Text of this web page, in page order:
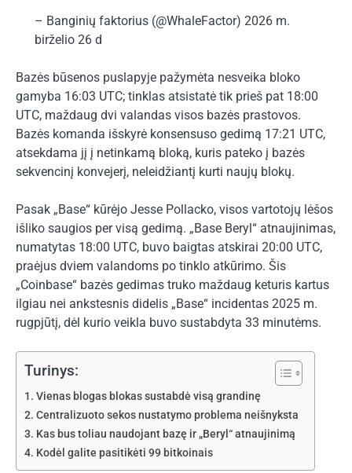
– Banginių faktorius (@WhaleFactor) 2026 m.
birželio 26 d
Bazės būsenos puslapyje pažymėta nesveika bloko
gamyba 16:03 UTC; tinklas atsistatė tik prieš pat 18:00
UTC, maždaug dvi valandas visos bazės prastovos.
Bazės komanda išskyrė konsensuso gedimą 17:21 UTC,
atsekdama jį į netinkamą bloką, kuris pateko į bazės
sekvencinį konvejerį, neleidžiantį kurti naujų blokų.
Pasak „Base“ kūrėjo Jesse Pollacko, visos vartotojų lėšos
išliko saugios per visą gedimą. „Base Beryl“ atnaujinimas,
numatytas 18:00 UTC, buvo baigtas atskirai 20:00 UTC,
praėjus dviem valandoms po tinklo atkūrimo. Šis
„Coinbase“ bazės gedimas truko maždaug keturis kartus
ilgiau nei ankstesnis didelis „Base“ incidentas 2025 m.
rugpjūtį, dėl kurio veikla buvo sustabdyta 33 minutėms.
Turinys:
Vienas blogas blokas sustabdė visą grandinę
Centralizuoto sekos nustatymo problema neišnyksta
Kas bus toliau naudojant bazę ir „Beryl“ atnaujinimą
Kodėl galite pasitikėti 99 bitkoinais